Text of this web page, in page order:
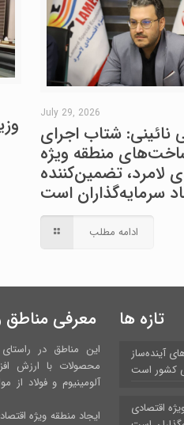
July 29, 2026
نائینی: شتاب اجرای
منطقه ویژه
لامرد، تضمین‌کننده
سرمایه‌گذاران است
ادامه مطلب
معرفی مناطق
این مناطق در
محصولات با ارزش
آلومینیوم و فولاد از
ایجاد منطقه ویژه
تازه ها
آینده‌ساز
کشور است
اقتصادی